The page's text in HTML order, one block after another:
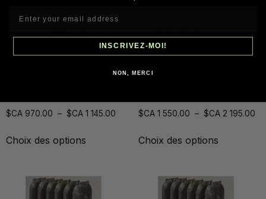
$CA 970.00 – $CA 1 145.00
Choix des options
$CA 1 550.00 – $CA 2 195.00
Choix des options
INSCRIVEZ-MOI!
NON, MERCI